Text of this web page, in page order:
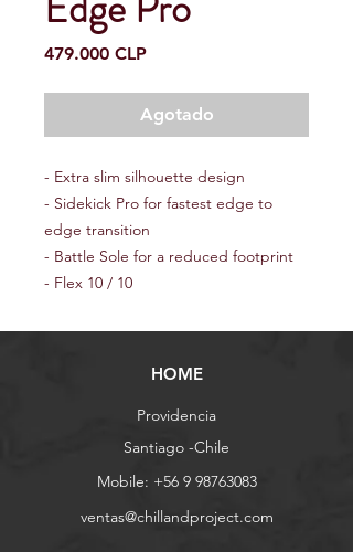
479.000 CLPPrecio
Agotado
- Extra slim silhouette design
- Sidekick Pro for fastest edge to
edge transition
- Battle Sole for a reduced footprint
- Flex 10 / 10
HOME
Providencia
Santiago -Chile
Mobile: +56 9 98763083
ventas@chillandproject.com